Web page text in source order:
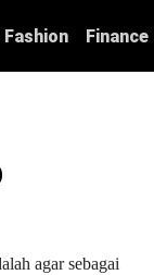
Fashion Finance
agar sebagai